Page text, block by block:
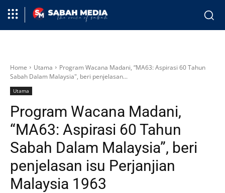
Home Utama
Program Wacana Madani, “MA63: Aspirasi 60 Tahun
Sabah Dalam Malaysia", beri penjelasan...
Utama
Program Wacana Madani,
“MA63: Aspirasi 60 Tahun
Sabah Dalam Malaysia”, beri
penjelasan isu Perjanjian
Malaysia 1963